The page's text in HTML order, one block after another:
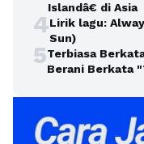
Islandâ€ di Asia
4Lirik lagu:
Sun)
5Terbiasa
Berani Berkata